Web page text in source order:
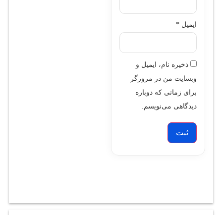
ایمیل *
ذخیره نام، ایمیل و
وبسایت من در مرورگر
برای زمانی که دوباره
دیدگاهی می‌نویسم.